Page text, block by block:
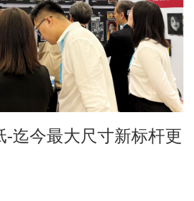
-迄今最大尺寸新标杆更